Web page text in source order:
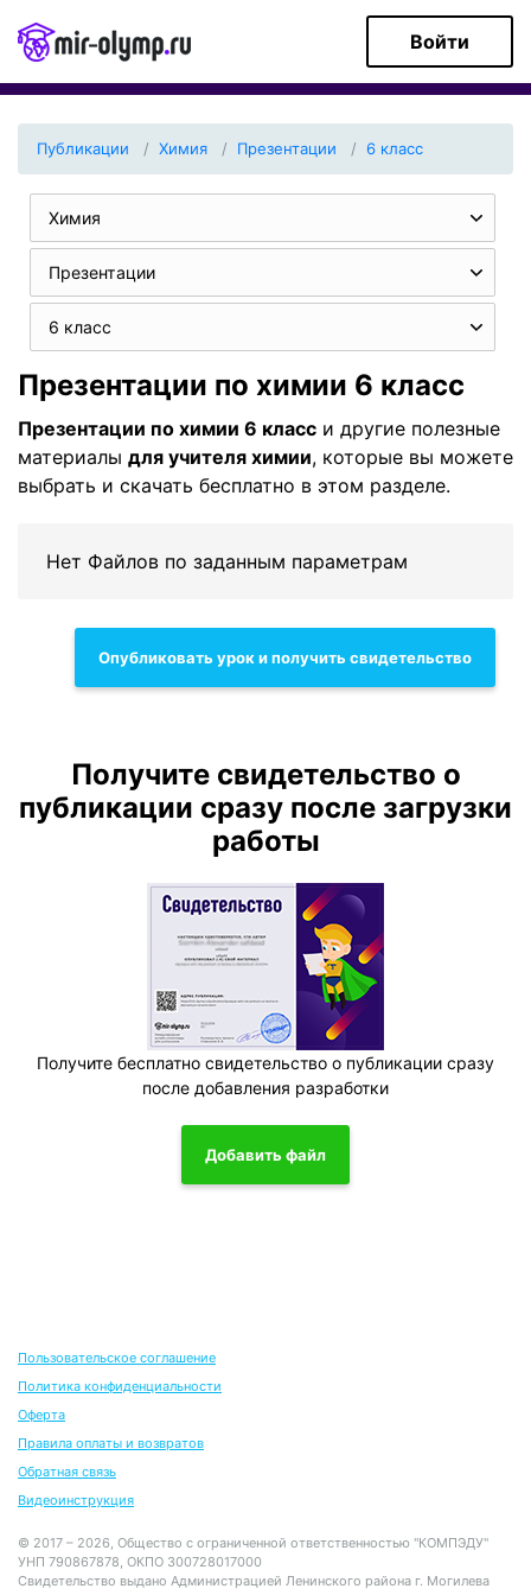
Войти
Публикации Химия Презентации 6 класс
Химия
Презентации
6 класс
Презентации по химии 6 класс
Презентации по химии 6 класс и другие полезные
материалы для учителя химии, которые вы можете
выбрать и скачать бесплатно в этом разделе.
Нет Файлов по заданным параметрам
Опубликовать урок и получить свидетельство
Получите свидетельство о
публикации сразу после загрузки
работы
Получите бесплатно свидетельство о публикации сразу
после добавления разработки
Добавить файл
Пользовательское соглашение
Политика конфиденциальности
Оферта
Правила оплаты и возвратов
Обратная связь
Видеоинструкция
© 2017 – 2026, Общество с ограниченной ответственностью "КОМПЭДУ"
УНП 790867878, ОКПО 300728017000
Свидетельство выдано Администрацией Ленинского района г. Могилева